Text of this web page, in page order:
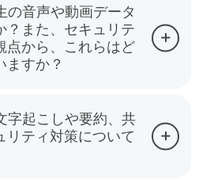
音声や動画データ
？また、セキュリテ
点から、これらはど
すか？
起こしや要約、共
ティ対策について